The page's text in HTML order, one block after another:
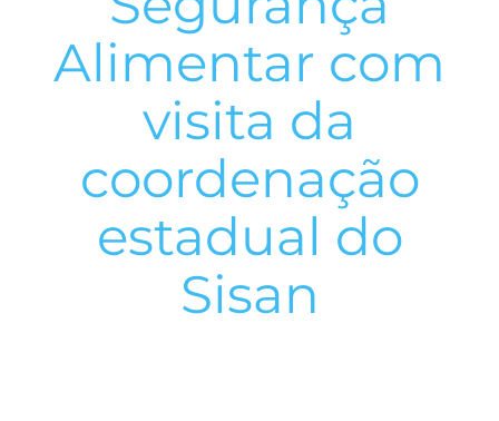
Alimentar com
visita da
coordenação
estadual do
Sisan